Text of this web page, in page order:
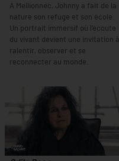
À Mellionnec, Johnny a fait de la
nature son refuge et son école.
Un portrait immersif où l’écoute
du vivant devient une invitation à
ralentir, observer et se
reconnecter au monde.